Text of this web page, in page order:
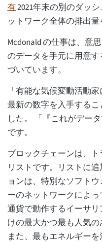
有2021年末の別のダッ
ットワーク全体の排出量
Mcdonald の仕事は、意
のデータを手元に用意
づいています。
「有能な気候変動活動
最新の数字を入手する
した。 「『これがデー
です。
ブロックチェーンは、
リストです。リストに
ョンは、特別なソフト
ーのネットワークによ
通貨で動作するイーサリ
けの最大かつ最も人気の
また、最もエネルギー